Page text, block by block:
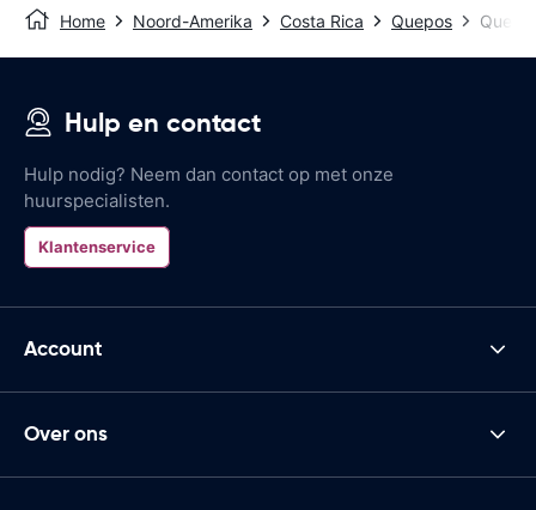
Home Noord-Amerika Costa Rica Quepos
Hulp en contact
Hulp nodig? Neem dan contact op met onze
huurspecialisten.
Klantenservice
Account
Over ons